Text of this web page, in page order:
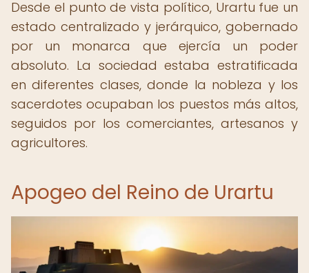
Desde el punto de vista político, Urartu fue un
estado centralizado y jerárquico, gobernado
por un monarca que ejercía un poder
absoluto. La sociedad estaba estratificada
en diferentes clases, donde la nobleza y los
sacerdotes ocupaban los puestos más altos,
seguidos por los comerciantes, artesanos y
agricultores.
Apogeo del Reino de Urartu